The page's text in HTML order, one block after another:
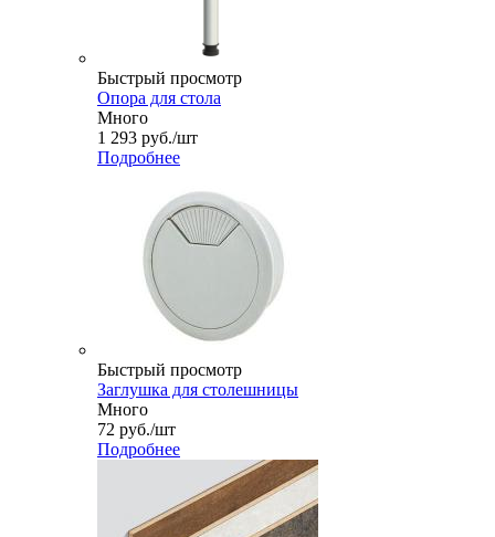
Быстрый просмотр
Опора для стола
Много
1 293 руб./шт
Подробнее
Быстрый просмотр
Заглушка для столешницы
Много
72 руб./шт
Подробнее